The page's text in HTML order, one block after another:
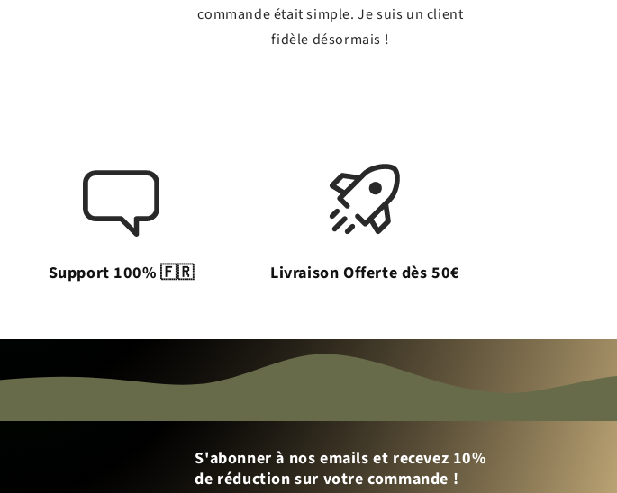
commande était simple. Je suis un client
fidèle désormais !
Support 100% 🇫🇷 Livraison Offerte dès 50€
S'abonner à nos emails et recevez 10%
de réduction sur votre commande !